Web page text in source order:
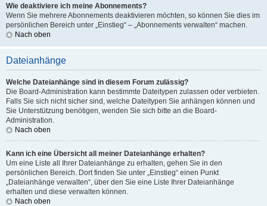
Wie deaktiviere ich meine Abonnements?
Wenn Sie mehrere Abonnements deaktivieren möchten, so können Sie dies im
persönlichen Bereich unter „Einstieg“ – „Abonnements verwalten“ machen.
Nach oben
Dateianhänge
Welche Dateianhänge sind in diesem Forum zulässig?
Die Board-Administration kann bestimmte Dateitypen zulassen oder verbieten.
Falls Sie sich nicht sicher sind, welche Dateitypen Sie anhängen können und
Sie Unterstützung benötigen, wenden Sie sich bitte an die Board-
Administration.
Nach oben
Kann ich eine Übersicht all meiner Dateianhänge erhalten?
Um eine Liste all Ihrer Dateianhänge zu erhalten, gehen Sie in den
persönlichen Bereich. Dort finden Sie unter „Einstieg“ einen Punkt
„Dateianhänge verwalten“, über den Sie eine Liste Ihrer Dateianhänge
erhalten und diese verwalten können.
Nach oben